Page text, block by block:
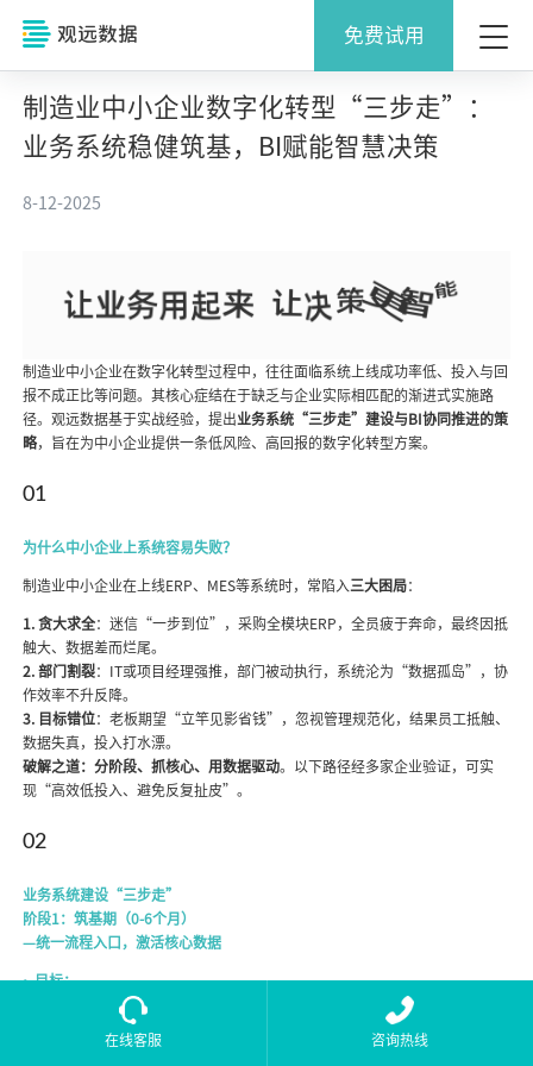
免费试用
制造业中小企业数字化转型“三步走”：
业务系统稳健筑基，BI赋能智慧决策
8-12-2025
制造业中小企业在数字化转型过程中，往往面临系统上线成功率低、投入与回
报不成正比等问题。其核心症结在于缺乏与企业实际相匹配的渐进式实施路
径。观远数据基于实战经验，提出业务系统“三步走”建设与BI协同推进的策
略，旨在为中小企业提供一条低风险、高回报的数字化转型方案。
01
为什么中小企业上系统容易失败？
制造业中小企业在上线ERP、MES等系统时，常陷入 三大困局：
1. 贪大求全：迷信“一步到位”，采购全模块ERP，全员疲于奔命，最终因抵
触大、数据差而烂尾。
2. 部门割裂：IT或项目经理强推，部门被动执行，系统沦为“数据孤岛”，协
作效率不升反降。
3. 目标错位：老板期望“立竿见影省钱”，忽视管理规范化，结果员工抵触、
数据失真，投入打水漂。
破解之道：分阶段、抓核心、用数据驱动。以下路径经多家企业验证，可实
现“高效低投入、避免反复扯皮”。
02
业务系统建设“三步走”
阶段1：筑基期（0-6个月）
—统一流程入口，激活核心数据
• 目标：
培养员工习惯，解决最痛业务点，建立数据记录规范
在线客服 咨询热线